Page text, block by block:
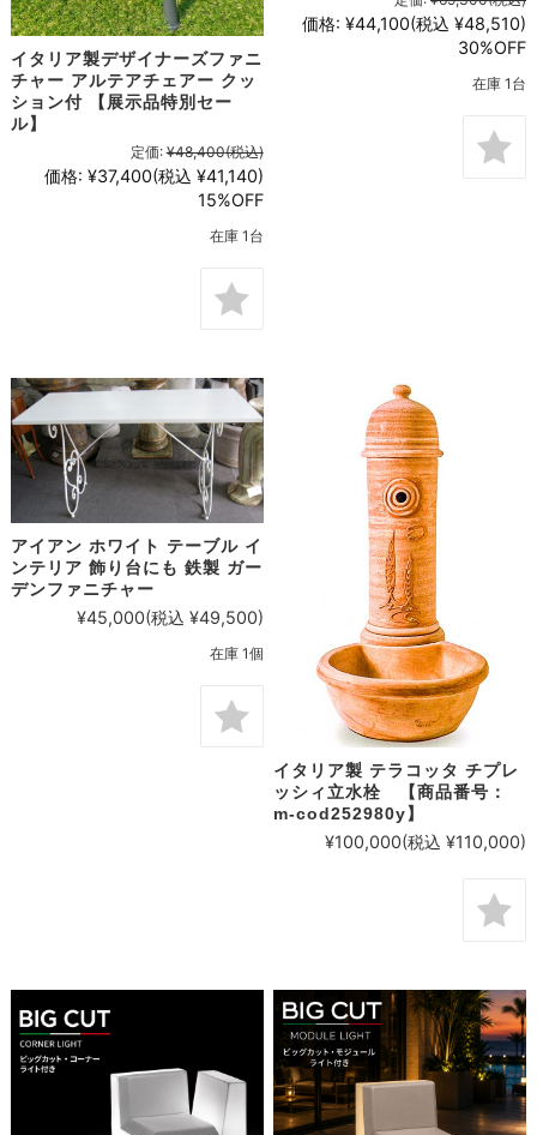
イタリア製デザイナーズファニ
チャー アルテアチェアー クッ
ション付 【展示品特別セー
ル】
定価: ¥48,400(税込)
価格: ¥37,400(税込 ¥41,140)
15%OFF
在庫 1台
価格: ¥44,100(税込 ¥48,510)
30%OFF
在庫 1台
アイアン ホワイト テーブル イ
ンテリア 飾り台にも 鉄製 ガー
デンファニチャー
¥45,000(税込 ¥49,500)
在庫 1個
イタリア製 テラコッタ チプレ
ッシィ立水栓 【商品番号：
m-cod252980y】
¥100,000(税込 ¥110,000)